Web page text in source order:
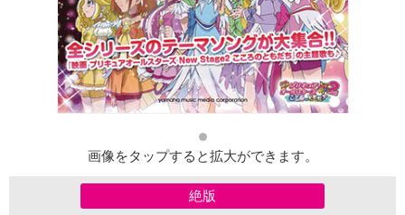
画像をタップすると拡大ができます。
絶版